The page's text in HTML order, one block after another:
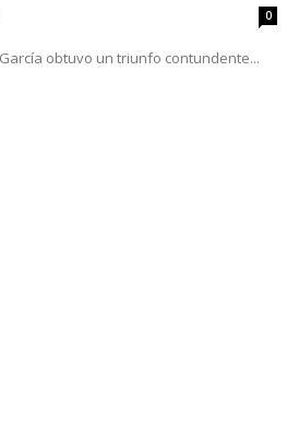
0
García obtuvo un triunfo contundente...